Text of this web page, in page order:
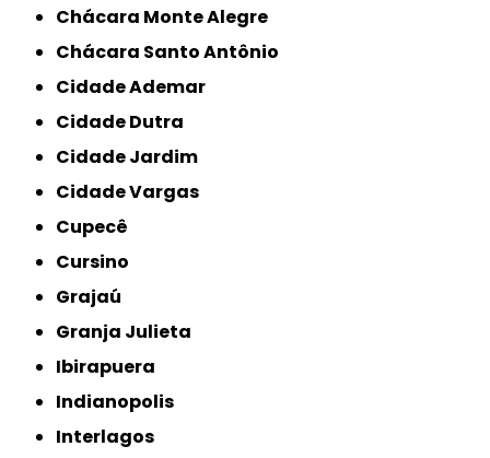
Chácara Monte Alegre
Chácara Santo Antônio
Cidade Ademar
Cidade Dutra
Cidade Jardim
Cidade Vargas
Cupecê
Cursino
Grajaú
Granja Julieta
Ibirapuera
Indianopolis
Interlagos